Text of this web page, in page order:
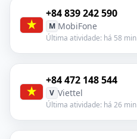
+84 839 242 590
M MobiFone
Última atividade: há 58 min
+84 472 148 544
V Viettel
Última atividade: há 26 min